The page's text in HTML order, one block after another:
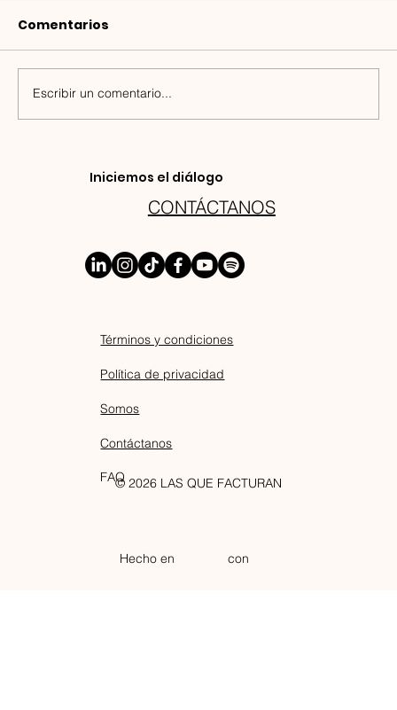
El papel de la mujer en STEM
Comentarios
Escribir un comentario...
Iniciemos el diálogo
CONTÁCTANOS
© 2026 LAS QUE FACTURAN
Términos y condiciones
Política de privacidad
Somos
Contáctanos
FAQ
Hecho en con